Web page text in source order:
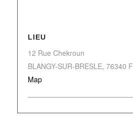
LIEU
12 Rue Chekroun
BLANGY-SUR-BRESLE, 76340
Map